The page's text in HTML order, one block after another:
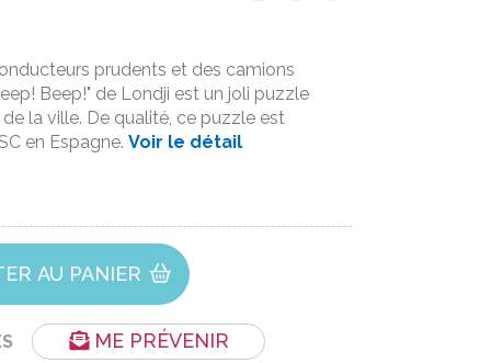
prudents et des camions
Beep!" de Londji est un joli puzzle
la ville. De qualité, ce puzzle est
en Espagne. Voir le détail
AU PANIER
ME PRÉVENIR